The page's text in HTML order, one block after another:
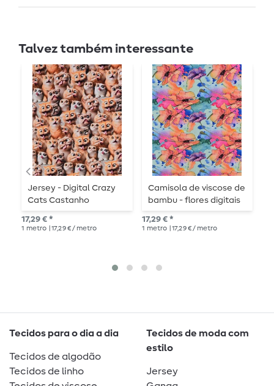
Talvez também interessante
Jersey - Digital Crazy
Cats Castanho
17,29 € *
1 metro | 17,29 € / metro
Camisola de viscose de
bambu - flores digitais
aguarela menta
17,29 € *
1 metro | 17,29 € / metro
Tecidos para o dia a dia
Tecidos de algodão
Tecidos de linho
Tecidos de moda com
estilo
Jersey